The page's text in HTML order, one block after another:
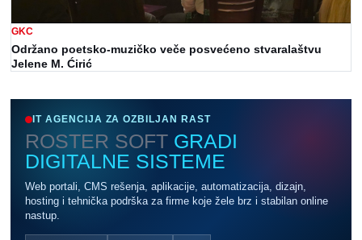
GKC
Održano poetsko-muzičko veče posvećeno stvaralaštvu
Jelene M. Ćirić
IT AGENCIJA ZA OZBILJAN RAST
ROSTER SOFT GRADI
DIGITALNE SISTEME
Web portali, CMS rešenja, aplikacije, automatizacija, dizajn,
hosting i tehnička podrška za firme koje žele brz i stabilan online
nastup.